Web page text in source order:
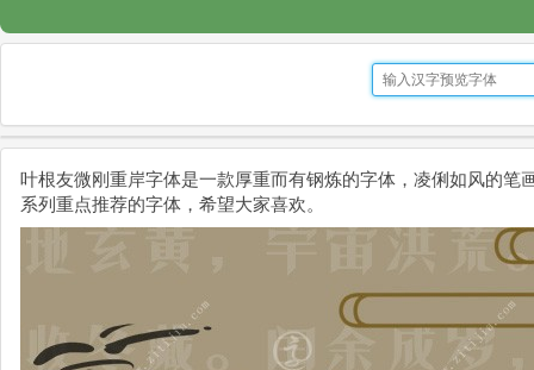
叶根友微刚重岸字体是一款厚重而有钢炼的字体，凌俐如风的
系列重点推荐的字体，希望大家喜欢。